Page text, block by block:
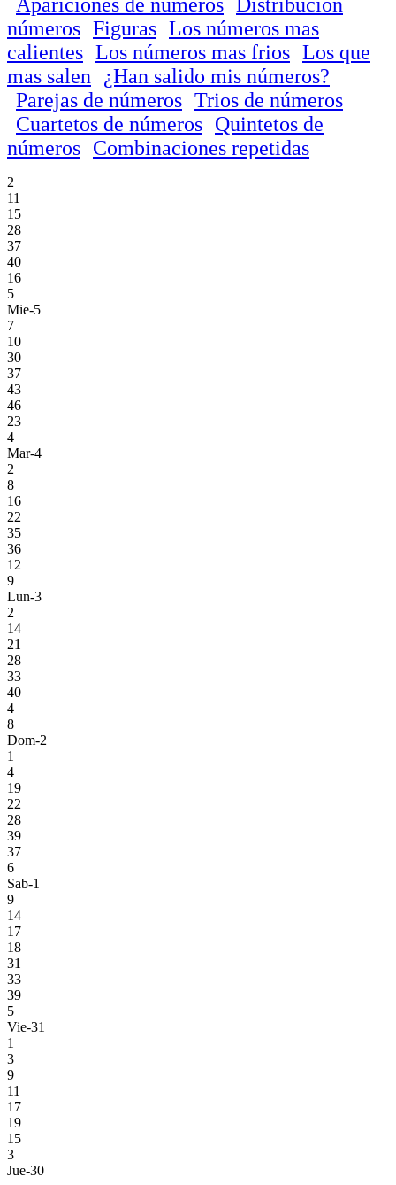
números Figuras Los números mas
calientes Los números mas frios Los que
mas salen
¿Han salido mis números?
Parejas de números Trios de números
Cuartetos de números Quintetos de
números Combinaciones repetidas
2
11
15
28
37
40
16
5
Mie-5
7
10
30
37
43
46
23
4
Mar-4
2
8
16
22
35
36
12
9
Lun-3
2
14
21
28
33
40
4
8
Dom-2
1
4
19
22
28
39
37
6
Sab-1
9
14
17
18
31
33
39
5
Vie-31
1
3
9
11
17
19
15
3
Jue-30